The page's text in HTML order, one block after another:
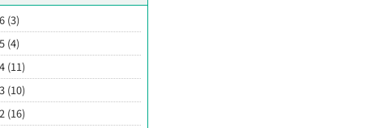
(3)
(4)
(11)
(10)
(16)